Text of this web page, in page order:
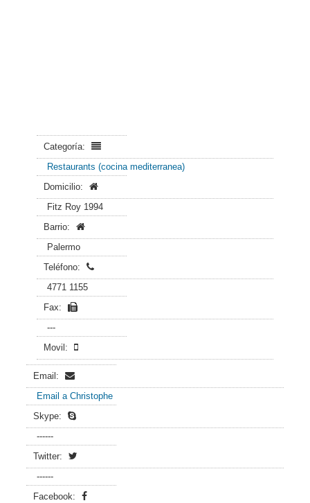
Categoría:
Restaurants (cocina mediterranea)
Domicilio:
Fitz Roy 1994
Barrio:
Palermo
Teléfono:
4771 1155
Fax:
---
Movil:
Email:
Email a Christophe
Skype:
------
Twitter:
------
Facebook: